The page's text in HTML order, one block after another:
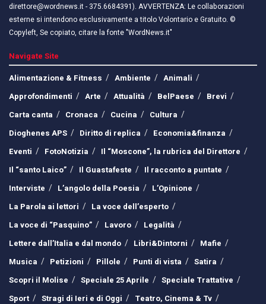
direttore@wordnews.it - ​​375.6684391). AVVERTENZA: Le collaborazioni
esterne si intendono esclusivamente a titolo Volontario e Gratuito. ©
Copyleft, Se copiato, citare la fonte "WordNews.it"
Navigate Site
Alimentazione & Fitness
Ambiente
Animali
Approfondimenti
Arte Attualità BelPaese
Brevi
Carta canta
Cronaca Cucina
Cultura
Dioghenes APS
Diritto di replica
Economia&finanza
Eventi
FotoNotizia
Il “Moscone”, la rubrica del Direttore
Il “santo Laico”
Il Guastafeste
Il racconto a puntate
Interviste
L’angolo della Poesia
L’Opinione
La Parola ai lettori
La voce dell’esperto
La voce di “Pasquino”
Lavoro
Legalità
Lettere dall’Italia e dal mondo
Libri&Dintorni
Mafie
Musica
Petizioni Pillole Punti di vista
Satira
Scopri il Molise
Speciale 25 Aprile
Speciale Trattative
Sport
Stragi di Ieri e di Oggi Teatro, Cinema & Tv